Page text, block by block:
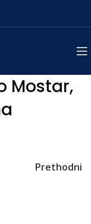
Mostar,
Prethodni